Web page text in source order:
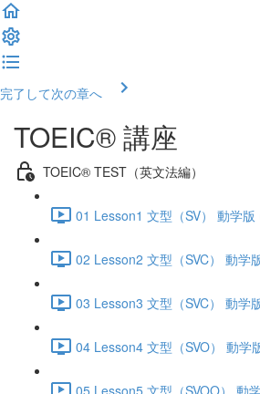
完了して次の章へ
TOEIC® 講座
TOEIC® TEST（英文法編）
01 Lesson1 文型（SV） 動学版
02 Lesson2 文型（SVC） 動学
03 Lesson3 文型（SVC） 動学
04 Lesson4 文型（SVO） 動学
05 Lesson5 文型（SVOO） 動